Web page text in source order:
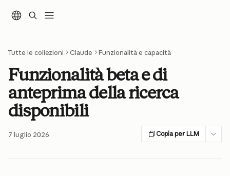
Tutte le collezioni Claude Funzionalità e capacità
Funzionalità beta e di
anteprima della ricerca
disponibili
7 luglio 2026 Copia per LLM